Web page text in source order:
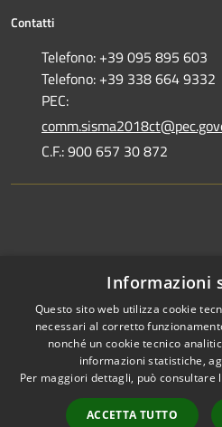
Contatti
Telefono: +39 095 895 603
Telefono: +39 338 664 9332
PEC:
C.F.: 900 657 30 872
Dichiarazione di accessibilità
RSS
Accessibilità
Informazioni
Questo sito web utilizza cookie
necessari al corretto
nonché un cookie tecnico
informazioni statistiche,
Per maggiori dettagli, può consultare
ACCETTA TUTTO